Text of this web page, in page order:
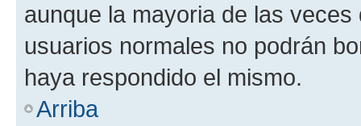
aunque la mayoria de las
usuarios normales no podrán
haya respondido el mismo.
Arriba